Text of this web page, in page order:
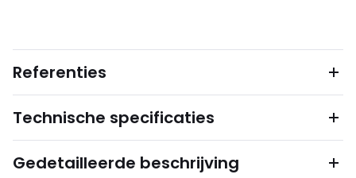
Referenties
Technische specificaties
Gedetailleerde beschrijving